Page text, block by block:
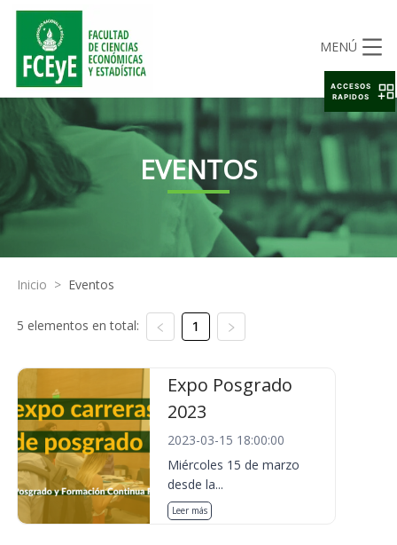
MENÚ
EVENTOS
Inicio > Eventos
5 elementos en total: 1
Expo Posgrado
2023
2023-03-15 18:00:00
Miércoles 15 de marzo
desde la...
Leer más
ACCESOS
RAPIDOS